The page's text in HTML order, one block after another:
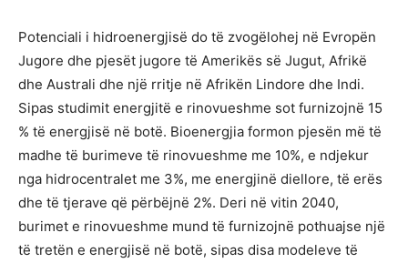
Potenciali i hidroenergjisë do të zvogëlohej në Evropën
Jugore dhe pjesët jugore të Amerikës së Jugut, Afrikë
dhe Australi dhe një rritje në Afrikën Lindore dhe Indi.
Sipas studimit energjitë e rinovueshme sot furnizojnë 15
% të energjisë në botë. Bioenergjia formon pjesën më të
madhe të burimeve të rinovueshme me 10%, e ndjekur
nga hidrocentralet me 3%, me energjinë diellore, të erës
dhe të tjerave që përbëjnë 2%. Deri në vitin 2040,
burimet e rinovueshme mund të furnizojnë pothuajse një
të tretën e energjisë në botë, sipas disa modeleve të